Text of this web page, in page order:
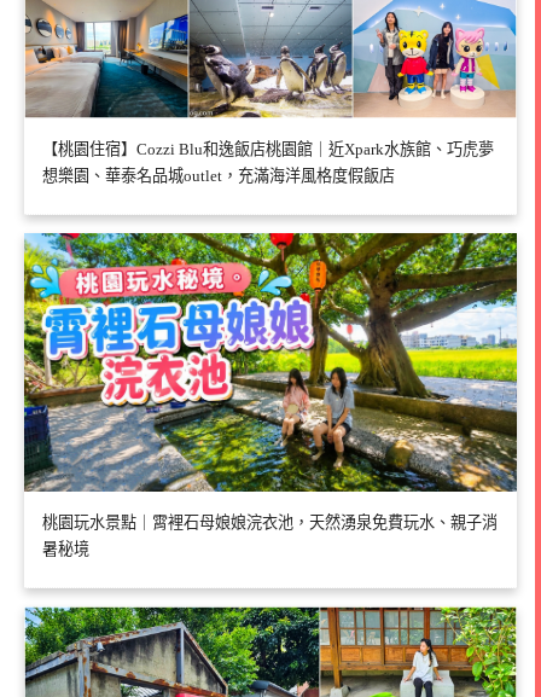
【桃園住宿】Cozzi Blu和逸飯店桃園館｜近Xpark水族館、巧虎夢
想樂園、華泰名品城outlet，充滿海洋風格度假飯店
桃園玩水景點｜霄裡石母娘娘浣衣池，天然湧泉免費玩水、親子消
暑秘境